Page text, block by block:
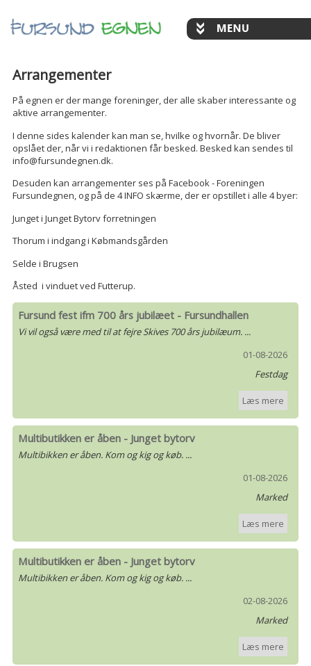
Arrangementer
På egnen er der mange foreninger, der alle skaber interessante og
aktive arrangementer.
I denne sides kalender kan man se, hvilke og hvornår. De bliver
opslået der, når vi i redaktionen får besked. Besked kan sendes til
info@fursundegnen.dk.
Desuden kan arrangementer ses på Facebook - Foreningen
Fursundegnen, og på de 4 INFO skærme, der er opstillet i alle 4 byer:
Junget i Junget Bytorv forretningen
Thorum i indgang i Købmandsgården
Selde i Brugsen
Åsted i vinduet ved Futterup.
Fursund fest ifm 700 års jubilæet - Fursundhallen
Vi vil også være med til at fejre Skives 700 års jubilæum. ...
01-08-2026
Festdag
Læs mere
Multibutikken er åben - Junget bytorv
Multibikken er åben. Kom og kig og køb. ...
01-08-2026
Marked
Læs mere
Multibutikken er åben - Junget bytorv
Multibikken er åben. Kom og kig og køb. ...
02-08-2026
Marked
Læs mere